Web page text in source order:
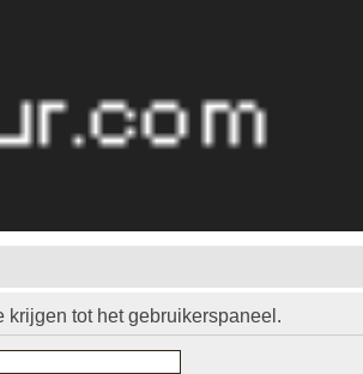
krijgen tot het gebruikerspaneel.